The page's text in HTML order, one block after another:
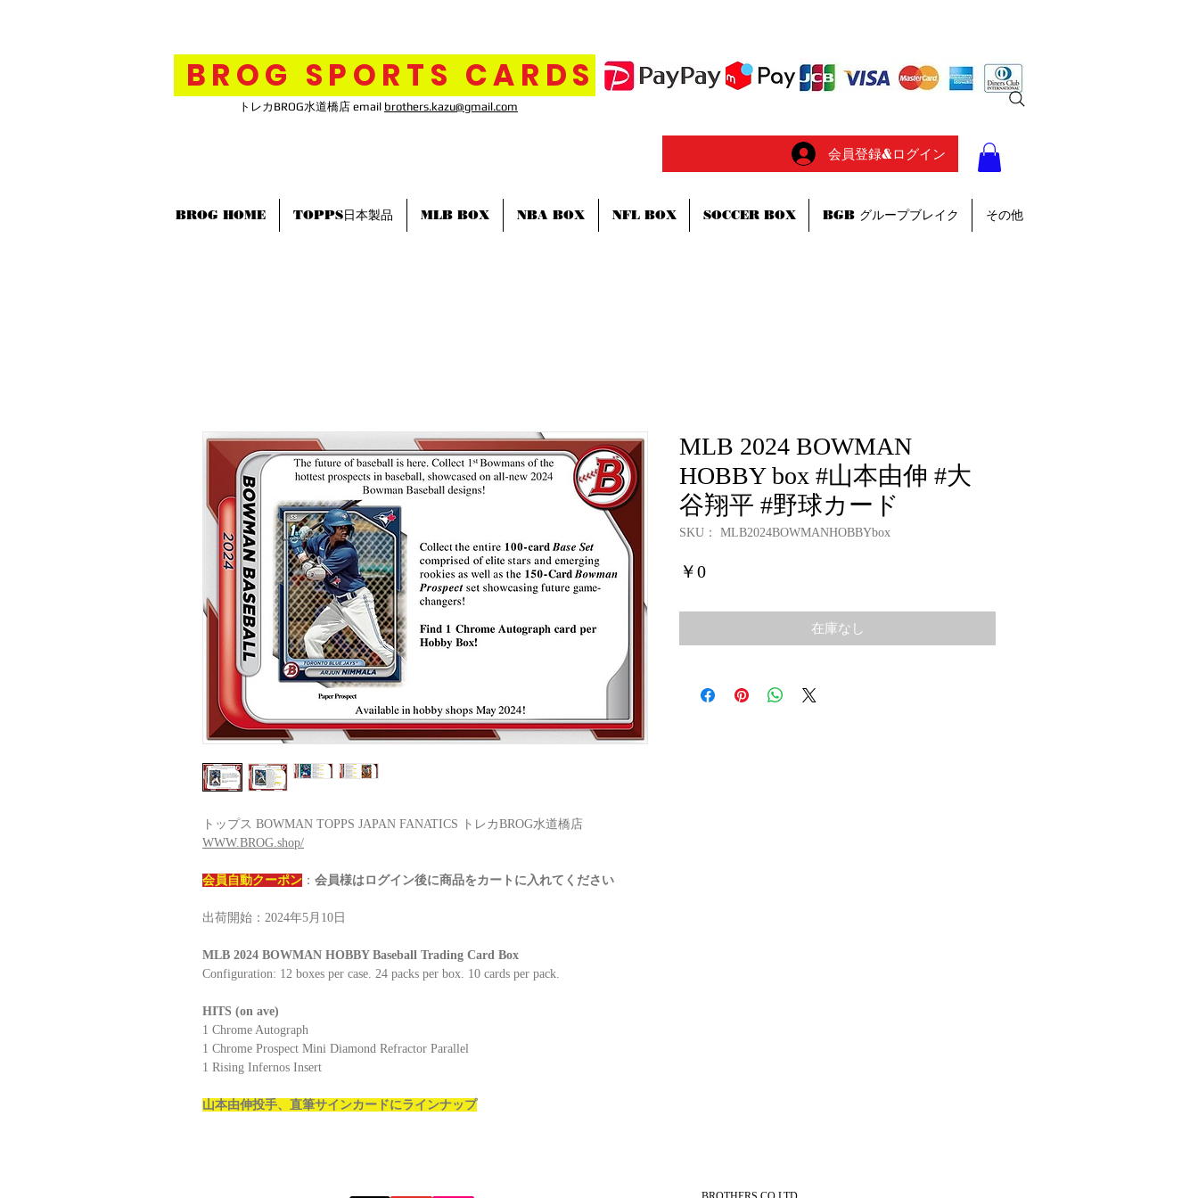
BROG SPORTS CARDS
トレカBROG水道橋店 email brothers.kazu@gmail.com
会員登録&ログイン
トップス BOWMAN TOPPS JAPAN FANATICS トレカBROG水道橋店
WWW.BROG.shop/
会員自動クーポン ： 会員様はログイン後に商品をカートに入れてください
出荷開始：2024年5月10日
MLB 2024 BOWMAN HOBBY Baseball Trading Card Box
Configuration: 12 boxes per case. 24 packs per box. 10 cards per pack.
HITS (on ave)
1 Chrome Autograph
1 Chrome Prospect Mini Diamond Refractor Parallel
1 Rising Infernos Insert
山本由伸投手、直筆サインカードにラインナップ
MLB 2024 BOWMAN
HOBBY box #山本由伸 #大
谷翔平 #野球カード
SKU： MLB2024BOWMANHOBBYbox
￥0価
在庫なし
BROG HOME TOPPS日本製品 MLB BOX NBA BOX NFL BOX SOCCER BOX BGB グループブレイク その他